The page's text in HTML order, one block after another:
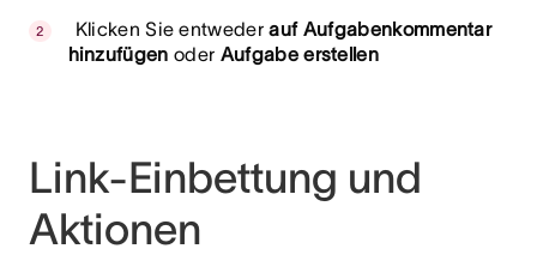
Klicken Sie entwederauf Aufgabenkommentar
hinzufügen oder Aufgabe erstellen
Link-Einbettung und
Aktionen